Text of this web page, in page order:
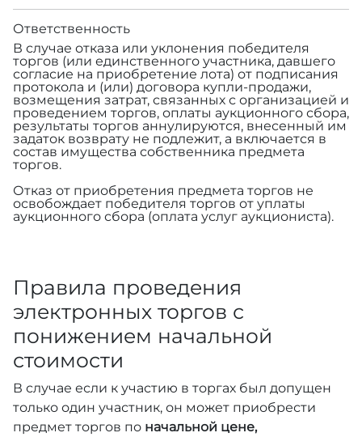
Ответственность
В случае отказа или уклонения победителя
торгов (или единственного участника, давшего
согласие на приобретение лота) от подписания
протокола и (или) договора купли-продажи,
возмещения затрат, связанных с организацией и
проведением торгов, оплаты аукционного сбора,
результаты торгов аннулируются, внесенный им
задаток возврату не подлежит, а включается в
состав имущества собственника предмета
торгов.
Отказ от приобретения предмета торгов не
освобождает победителя торгов от уплаты
аукционного сбора (оплата услуг аукциониста).
Правила проведения
электронных торгов с
понижением начальной
стоимости
В случае если к участию в торгах был допущен
только один участник, он может приобрести
предмет торгов по начальной цене,